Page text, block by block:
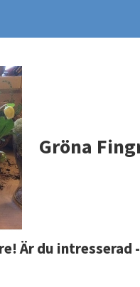
Gröna
Är du intresserad